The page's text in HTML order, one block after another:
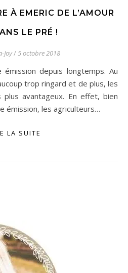
À EMERIC DE L’AMOUR
LE PRÉ !
Joy/5 octobre 2018
trop ringard et de plus, les
avantageux. En effet, bien
émission, les agriculteurs…
LA SUITE